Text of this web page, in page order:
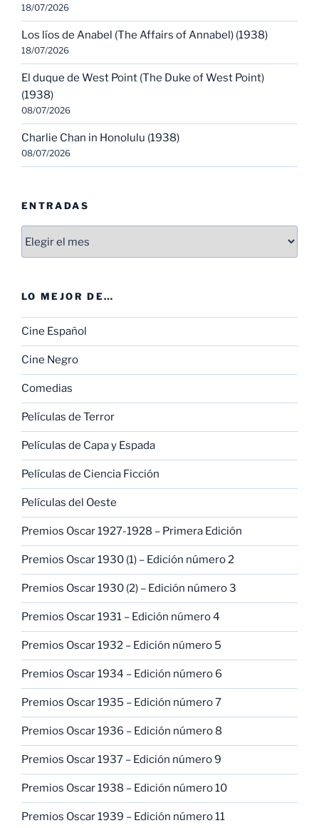
18/07/2026
Los líos de Anabel (The Affairs of Annabel) (1938)
18/07/2026
El duque de West Point (The Duke of West Point)
(1938)
08/07/2026
Charlie Chan in Honolulu (1938)
08/07/2026
ENTRADAS
LO MEJOR DE…
Cine Español
Cine Negro
Comedias
Películas de Terror
Películas de Capa y Espada
Películas de Ciencia Ficción
Películas del Oeste
Premios Oscar 1927-1928 – Primera Edición
Premios Oscar 1930 (1) – Edición número 2
Premios Oscar 1930 (2) – Edición número 3
Premios Oscar 1931 – Edición número 4
Premios Oscar 1932 – Edición número 5
Premios Oscar 1934 – Edición número 6
Premios Oscar 1935 – Edición número 7
Premios Oscar 1936 – Edición número 8
Premios Oscar 1937 – Edición número 9
Premios Oscar 1938 – Edición número 10
Premios Oscar 1939 – Edición número 11